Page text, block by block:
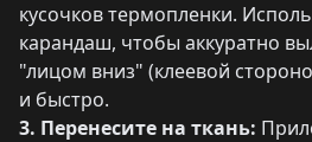
кусочков термопленки.
карандаш, чтобы аккуратно
"лицом вниз" (клеевой
и быстро.
3. Перенесите на ткань: